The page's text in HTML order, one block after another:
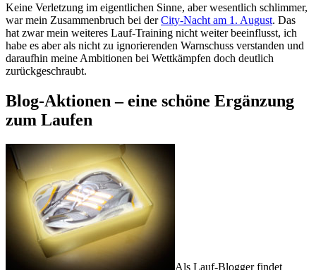
Keine Verletzung im eigentlichen Sinne, aber wesentlich schlimmer,
war mein Zusammenbruch bei derCity-Nacht am 1. August. Das
hat zwar mein weiteres Lauf-Training nicht weiter beeinflusst, ich
habe es aber als nicht zu ignorierenden Warnschuss verstanden und
daraufhin meine Ambitionen bei Wettkämpfen doch deutlich
zurückgeschraubt.
Blog-Aktionen – eine schöne Ergänzung
zum Laufen
Als Lauf-Blogger findet